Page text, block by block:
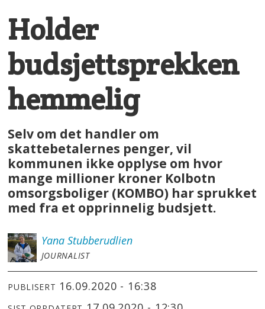
Holder
budsjettsprekken
hemmelig
Selv om det handler om
skattebetalernes penger, vil
kommunen ikke opplyse om hvor
mange millioner kroner Kolbotn
omsorgsboliger (KOMBO) har sprukket
med fra et opprinnelig budsjett.
Yana Stubberudlien
JOURNALIST
PUBLISERT 16.09.2020 - 16:38